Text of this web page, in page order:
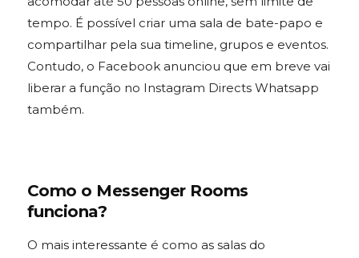
tempo. É possível criar uma sala de bate-papo e
compartilhar pela sua timeline, grupos e eventos.
Contudo, o Facebook anunciou que em breve vai
liberar a função no Instagram Directs Whatsapp
também.
Como o Messenger Rooms
funciona?
O mais interessante é como as salas do